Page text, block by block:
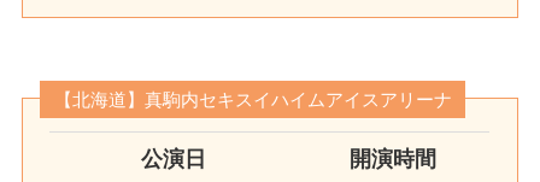
【北海道】真駒内セキスイハイムアイスアリーナ
公演日 開演時間